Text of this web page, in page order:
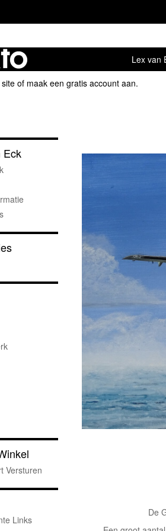
Lex van
of maak een gratis account aan.
De
Eck
Versturen
Links